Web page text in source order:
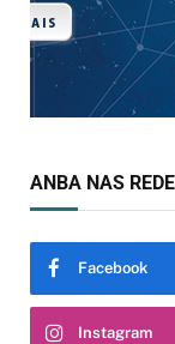
ANBA NAS
Facebook
Instagram